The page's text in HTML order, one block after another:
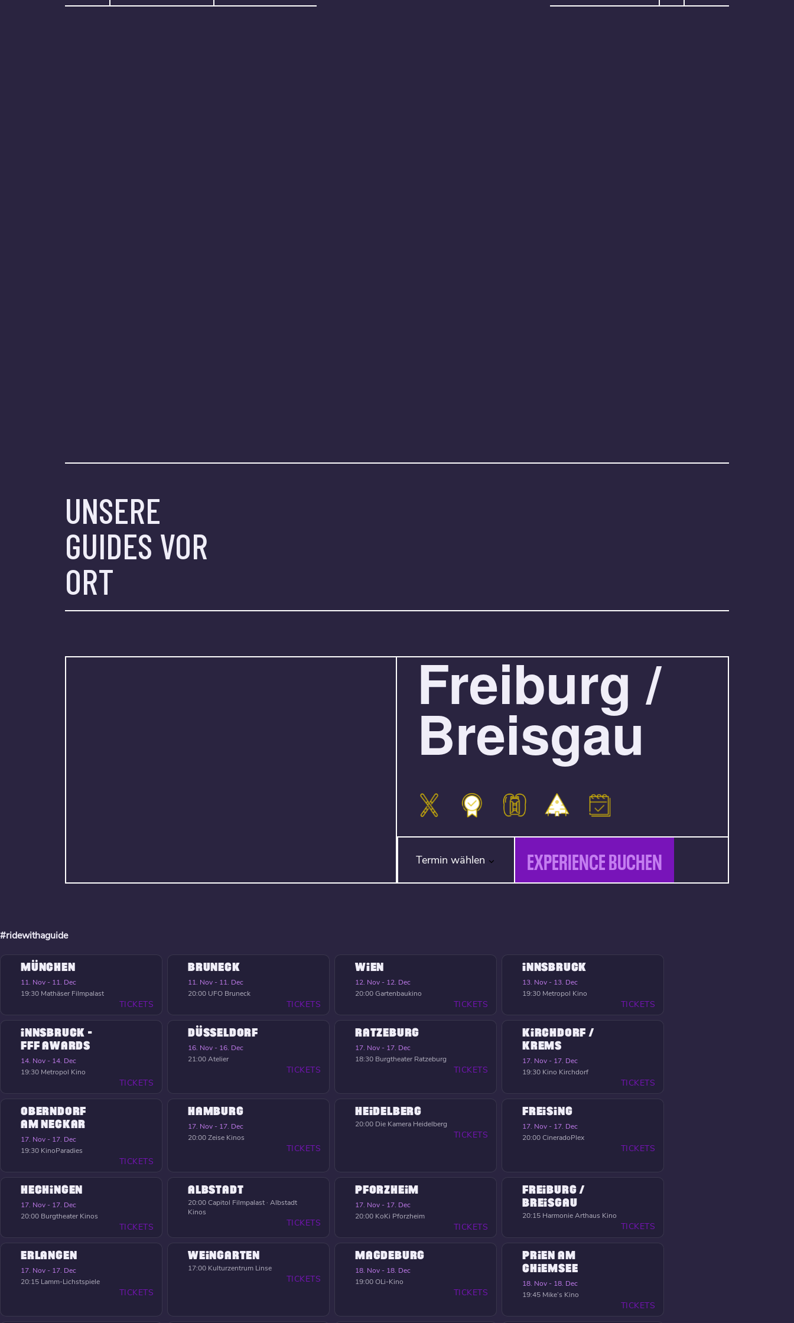
UNSERE
GUIDES VOR
ORT
Freiburg /
Breisgau
Termin wählen EXPERIENCE BUCHEN
#ridewithaguide
MÜNCHEN
11. Nov - 11. Dec
19:30 Mathäser Filmpalast
TICKETS
BRUNECK
11. Nov - 11. Dec
20:00 UFO Bruneck
TICKETS
WIEN
12. Nov - 12. Dec
20:00Gartenbaukino
TICKETS
INNSBRUCK
13. Nov - 13. Dec
19:30 Metropol Kino
TICKETS
INNSBRUCK -
FFF AWARDS
14. Nov - 14. Dec
19:30 Metropol Kino
TICKETS
DÜSSELDORF
16. Nov - 16. Dec
21:00Atelier
TICKETS
RATZEBURG
17. Nov - 17. Dec
18:30 Burgtheater Ratzeburg
TICKETS
KIRCHDORF /
KREMS
17. Nov - 17. Dec
19:30 Kino Kirchdorf
TICKETS
OBERNDORF
AM NECKAR
17. Nov - 17. Dec
19:30 KinoParadies
TICKETS
HAMBURG
17. Nov - 17. Dec
20:00Zeise Kinos
TICKETS
HEIDELBERG
20:00 Die Kamera Heidelberg
TICKETS
FREISING
17. Nov - 17. Dec
20:00CineradoPlex
TICKETS
HECHINGEN
17. Nov - 17. Dec
20:00 Burgtheater Kinos
TICKETS
ALBSTADT
20:00Capitol Filmpalast · Albstadt
Kinos
TICKETS
PFORZHEIM
17. Nov - 17. Dec
20:00 KoKi Pforzheim
TICKETS
FREIBURG /
BREISGAU
20:15 Harmonie Arthaus Kino
TICKETS
ERLANGEN
17. Nov - 17. Dec
20:15 Lamm-Lichstspiele
TICKETS
WEINGARTEN
17:00 Kulturzentrum Linse
TICKETS
MAGDEBURG
18. Nov - 18. Dec
19:00OLi-Kino
TICKETS
PRIEN AM
CHIEMSEE
18. Nov - 18. Dec
19:45 Mike’s Kino
TICKETS